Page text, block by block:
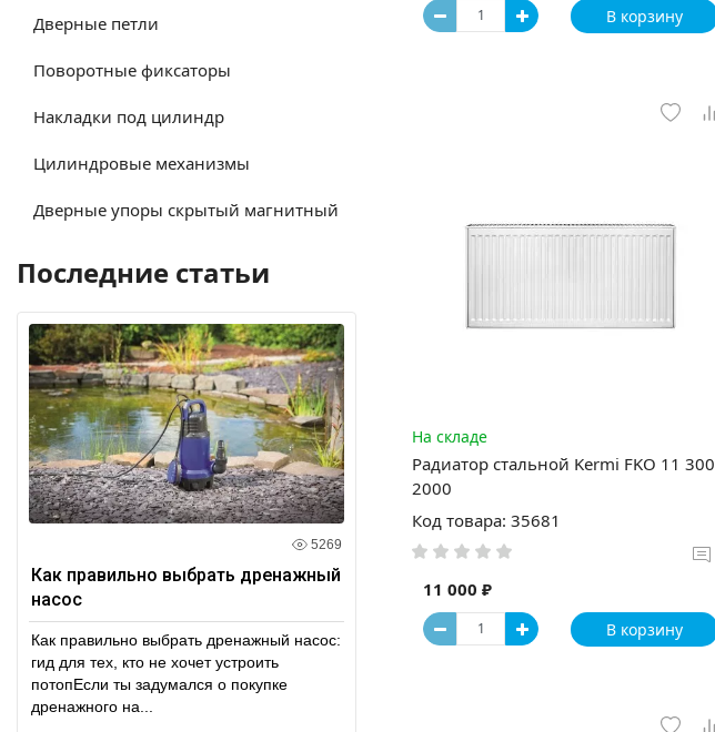
Дверные петли
Поворотные фиксаторы
Накладки под цилиндр
Цилиндровые механизмы
Дверные упоры скрытый магнитный
Последние статьи
5269
Как правильно выбрать дренажный
насос
Как правильно выбрать дренажный насос:
гид для тех, кто не хочет устроить
потопЕсли ты задумался о покупке
дренажного на...
В корзину
На складе
Радиатор стальной Kermi FKO 11 300
2000
Код товара: 35681
11 000 ₽
В корзину